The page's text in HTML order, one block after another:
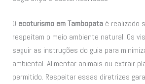
O ecoturismo em Tambopata é realizado
respeitam o meio ambiente natural. Os
seguir as instruções do guia para
ambiental. Alimentar animais ou extrair
permitido. Respeitar essas diretrizes